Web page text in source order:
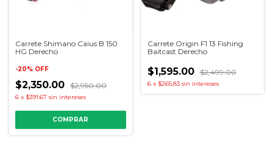
Carrete Shimano Caius B 150
HG Derecho
-20% OFF
$2,350.00 $2,950.00
6 x $391.67 sin intereses
Carrete Origin F1 13 Fishing
Baitcast Derecho
$1,595.00 $2,499.00
6 x $265.83 sin intereses